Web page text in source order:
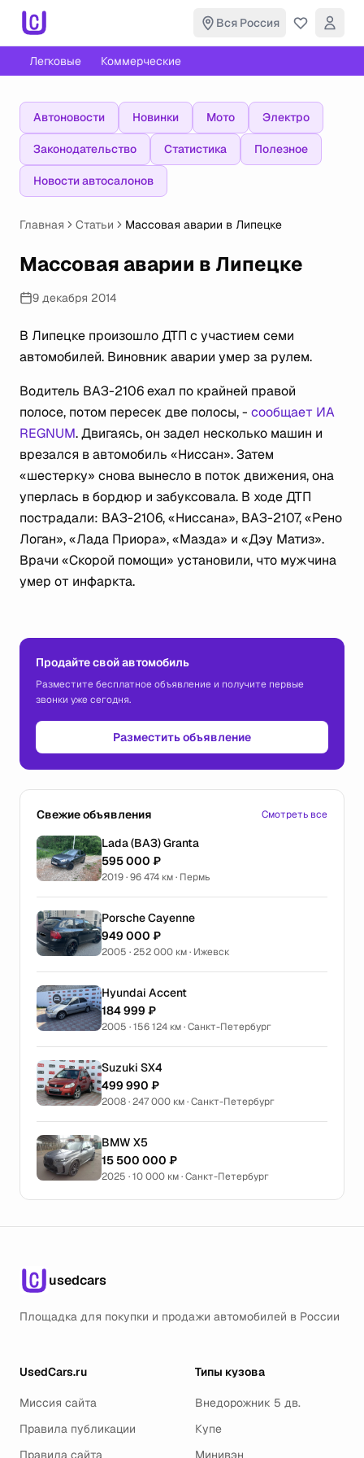
Вся Россия
Легковые Коммерческие
Автоновости Новинки Мото Электро
Законодательство Статистика Полезное
Новости автосалонов
Главная Статьи Массовая аварии в Липецке
Массовая аварии в Липецке
9 декабря 2014
В Липецке произошло ДТП с участием семи
автомобилей. Виновник аварии умер за рулем.
Водитель ВАЗ-2106 ехал по крайней правой
полосе, потом пересек две полосы, - сообщает ИА
REGNUM. Двигаясь, он задел несколько машин и
врезался в автомобиль «Ниссан». Затем
«шестерку» снова вынесло в поток движения, она
уперлась в бордюр и забуксовала. В ходе ДТП
пострадали: ВАЗ-2106, «Ниссана», ВАЗ-2107, «Рено
Логан», «Лада Приора», «Мазда» и «Дэу Матиз».
Врачи «Скорой помощи» установили, что мужчина
умер от инфаркта.
Продайте свой автомобиль
Разместите бесплатное объявление и получите первые
звонки уже сегодня.
Разместить объявление
Свежие объявления Смотреть все
Lada (ВАЗ) Granta
595 000 ₽
2019 · 96 474 км · Пермь
Porsche Cayenne
949 000 ₽
2005 · 252 000 км · Ижевск
Hyundai Accent
184 999 ₽
2005 · 156 124 км · Санкт-Петербург
Suzuki SX4
499 990 ₽
2008 · 247 000 км · Санкт-Петербург
BMW X5
15 500 000 ₽
2025 · 10 000 км · Санкт-Петербург
usedcars
Площадка для покупки и продажи автомобилей в России
UsedCars.ru
Миссия сайта
Правила публикации
Правила сайта
Типы кузова
Внедорожник 5 дв.
Купе
Минивэн